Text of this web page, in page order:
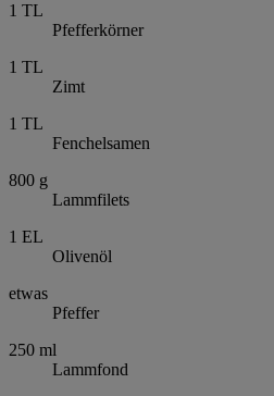
1 TL
Pfefferkörner
1 TL
Zimt
1 TL
Fenchelsamen
800 g
Lammfilets
1 EL
Olivenöl
etwas
Pfeffer
250 ml
Lammfond